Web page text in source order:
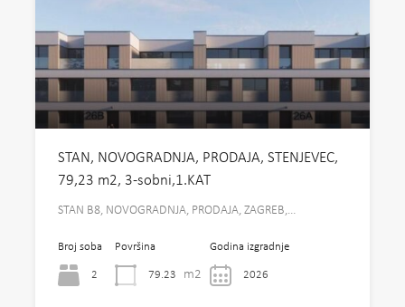
STAN, NOVOGRADNJA, PRODAJA, STENJEVEC,
79,23 m2, 3-sobni,1.KAT
STAN B8, NOVOGRADNJA, PRODAJA, ZAGREB,…
Broj soba
2
Površina
79.23 m2
Godina izgradnje
2026